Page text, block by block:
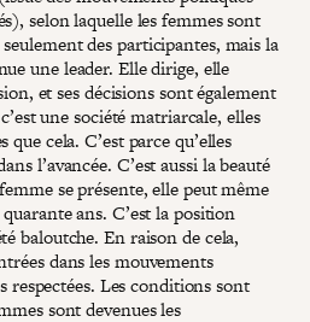
selon laquelle les femmes sont
des participantes, mais la
une leader. Elle dirige, elle
et ses décisions sont également
une société matriarcale, elles
cela. C’est parce qu’elles
l’avancée. C’est aussi la beauté
se présente, elle peut même
ans. C’est la position
baloutche. En raison de cela,
dans les mouvements
respectées. Les conditions sont
sont devenues les